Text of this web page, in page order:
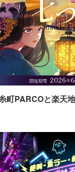
町PARCOと楽天